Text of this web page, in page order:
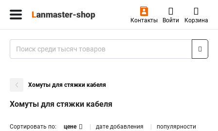
Контакты Войти Корзина
Хомуты для стяжки кабеля
Хомуты для стяжки кабеля
Сортировать по: цене дате добавления популярности